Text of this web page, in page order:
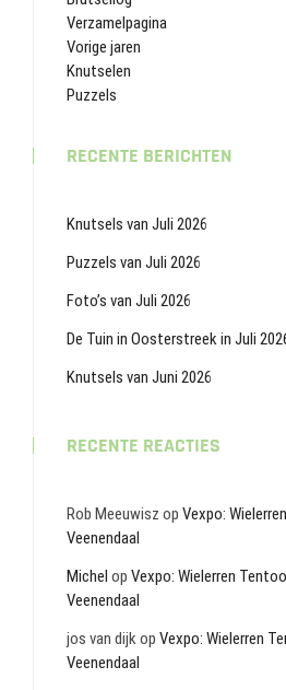
Verzamelpagina
Vorige jaren
Knutselen
Puzzels
RECENTE BERICHTEN
Knutsels van Juli 2026
Puzzels van Juli 2026
Foto’s van Juli 2026
De Tuin in Oosterstreek in Juli
Knutsels van Juni 2026
RECENTE REACTIES
Rob Meeuwisz op Vexpo:
Veenendaal
Michel op Vexpo: Wielerren
Veenendaal
jos van dijkop Vexpo: Wielerren
Veenendaal